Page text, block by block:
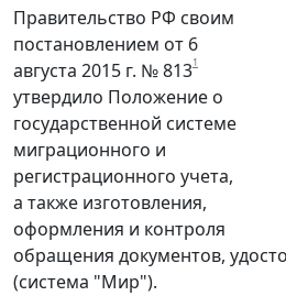
Правительство РФ своим
постановлением от 6
августа 2015 г. № 8131
утвердило Положение о
государственной системе
миграционного и
регистрационного учета,
а также изготовления,
оформления и контроля
обращения документов,
(система "Мир").